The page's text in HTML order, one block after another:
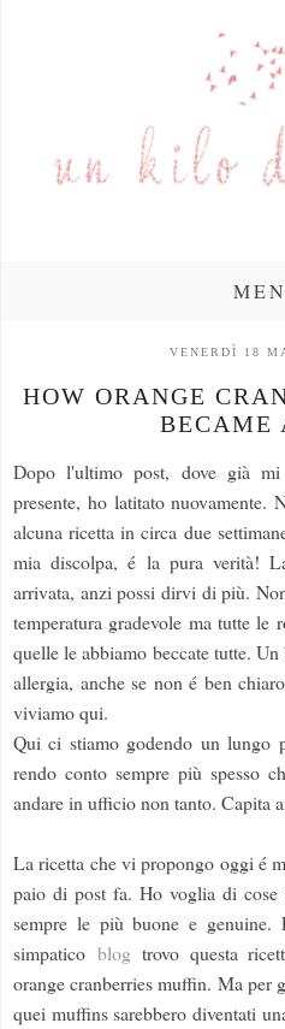
VENERDÌ 18
HOW ORANGE
BECAME
Dopo l'ultimo post, dove già
presente, ho latitato nuovamente.
alcuna ricetta in circa due
mia discolpa, é la pura verità!
arrivata, anzi possi dirvi di più.
temperatura gradevole ma tutte le
quelle le abbiamo beccate tutte.
allergia, anche se non é ben
viviamo qui.
Qui ci stiamo godendo un lungo
rendo conto sempre più spesso
andare in ufficio non tanto. Capita
La ricetta che vi propongo oggi é
paio di post fa. Ho voglia di
sempre le più buone e
simpatico blogtrovo questa
orange cranberries muffin. Ma per
quei muffins sarebbero diventati